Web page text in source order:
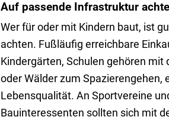
Auf passende Infrastruktur
Wer für oder mit Kindern baut, ist
achten. Fußläufig erreichbare
Kindergärten, Schulen gehören
oder Wälder zum Spazierengehen,
Lebensqualität. An Sportvereine
Bauinteressenten sollten sich mit